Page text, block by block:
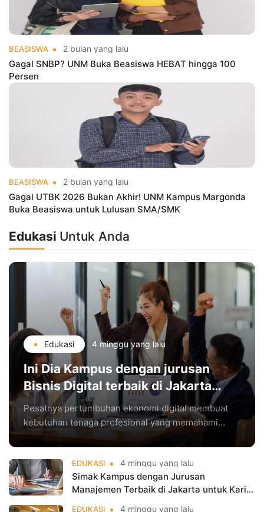
BEASISWA 2 bulan yang lalu
Gagal SNBP? UNM Buka Beasiswa HEBAT hingga 100
Persen
BEASISWA 2 bulan yang lalu
Gagal UTBK 2026 Bukan Akhir! UNM Kampus Margonda
Buka Beasiswa untuk Lulusan SMA/SMK
Edukasi Untuk Anda
Edukasi 4 minggu yang lalu
Ini Dia Kampus dengan jurusan
Bisnis Digital terbaik di Jakarta
yang Populer
Pesatnya pertumbuhan ekonomi digital membuat
kebutuhan tenaga profesional yang memahami
bisnis sekaligus teknologi terus meningkat. Oleh
karena itu, jurusan Bisnis Digital terbaik di Jakarta
menjadi
EDUKASI 4 minggu yang lalu
Simak Kampus dengan Jurusan
Manajemen Terbaik di Jakarta untuk Karier
EDUKASI 4 minggu yang lalu